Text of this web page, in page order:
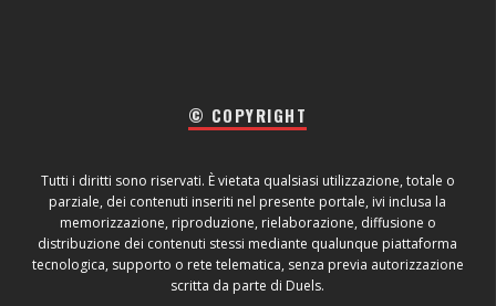
© COPYRIGHT
Tutti i diritti sono riservati. È vietata qualsiasi utilizzazione, totale o
parziale, dei contenuti inseriti nel presente portale, ivi inclusa la
memorizzazione, riproduzione, rielaborazione, diffusione o
distribuzione dei contenuti stessi mediante qualunque piattaforma
tecnologica, supporto o rete telematica, senza previa autorizzazione
scritta da parte di Duels.